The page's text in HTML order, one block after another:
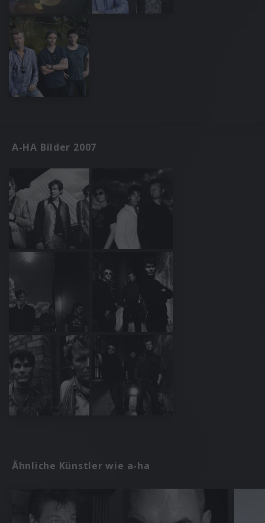
A-HA Bilder 2007
Ähnliche Künstler wie a-ha